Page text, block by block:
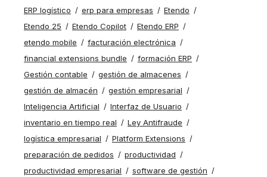
ERP logístico
erp para empresas
Etendo
Etendo 25
Etendo Copilot
Etendo ERP
etendo mobile
facturación electrónica
financial extensions bundle
formación ERP
Gestión contable
gestión de almacenes
gestión de almacén
gestión empresarial
Inteligencia Artificial
Interfaz de Usuario
inventario en tiempo real
Ley Antifraude
logística empresarial
Platform Extensions
preparación de pedidos
productividad
productividad empresarial
software de gestión